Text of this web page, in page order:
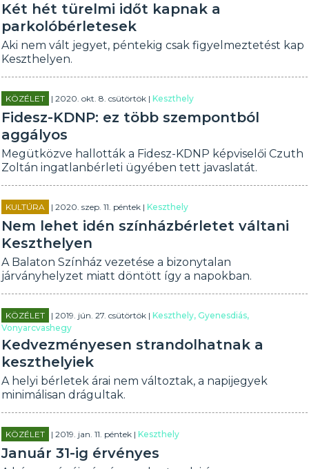
Két hét türelmi időt kapnak a
parkolóbérletesek
Aki nem vált jegyet, péntekig csak figyelmeztetést kap
Keszthelyen.
KÖZÉLET | 2020. okt. 8. csütörtök |Keszthely
Fidesz-KDNP: ez több szempontból
aggályos
Megütközve hallották a Fidesz-KDNP képviselői Czuth
Zoltán ingatlanbérleti ügyében tett javaslatát.
KULTÚRA | 2020. szep. 11. péntek |Keszthely
Nem lehet idén színházbérletet váltani
Keszthelyen
A Balaton Színház vezetése a bizonytalan
járványhelyzet miatt döntött így a napokban.
KÖZÉLET | 2019. jún. 27. csütörtök |Keszthely, Gyenesdiás,
Vonyarcvashegy
Kedvezményesen strandolhatnak a
keszthelyiek
A helyi bérletek árai nem változtak, a napijegyek
minimálisan drágultak.
KÖZÉLET | 2019. jan. 11. péntek |Keszthely
Január 31-ig érvényes